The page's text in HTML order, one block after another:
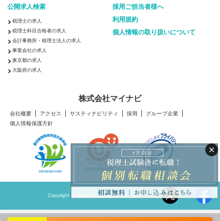
公開求人検索
税理士の求人
税理士科目合格者の求人
会計事務所・税理士法人の求人
事業会社の求人
東京都の求人
大阪府の求人
採用ご担当者様へ
利用規約
個人情報の取り扱いについて
株式会社マイナビ
会社概要 アクセス サスティナビリティ 採用
グループ企業
個人情報保護方針
Copyright © Mynavi Corporation